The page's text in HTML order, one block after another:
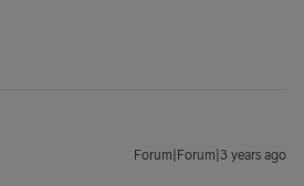
Forum|Forum|3 years ago